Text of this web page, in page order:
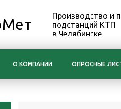
Производство и
подстанций КТП
в Челябинске
О КОМПАНИИ ОПРОСНЫЕ